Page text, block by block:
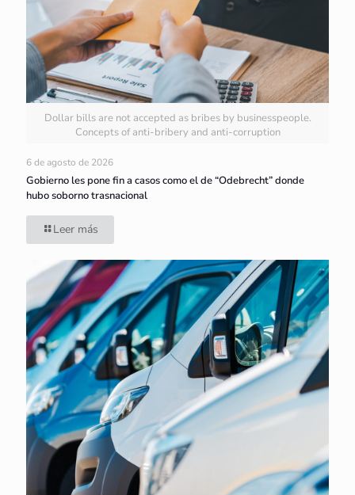
Dollar bills are not accepted as bribes by businesspeople.
Concepts of anti-bribery and anti-corruption
6 de agosto de 2026
Gobierno les pone fin a casos como el de “Odebrecht” donde
hubo soborno trasnacional
Leer más